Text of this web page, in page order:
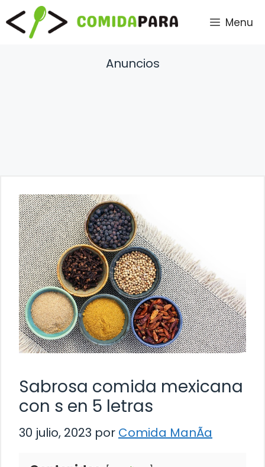
Saltar
al
contenido
Menu
Anuncios
Sabrosa comida mexicana
con s en 5 letras
30 julio, 2023 por Comida ManÃ­a